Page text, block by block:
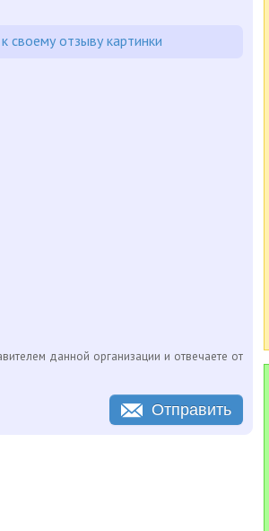
своему отзыву картинки
данной организации и отвечаете от
Отправить